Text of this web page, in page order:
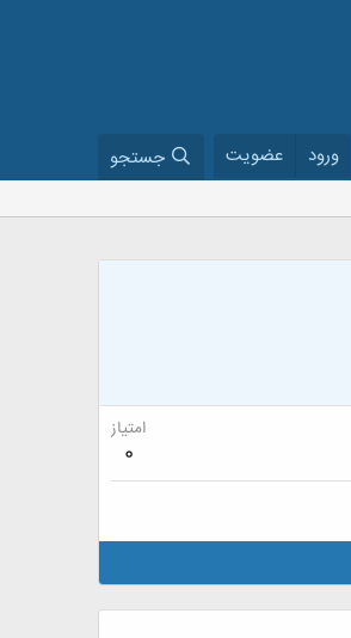
ورود عضویت جستجو
امتیاز
0